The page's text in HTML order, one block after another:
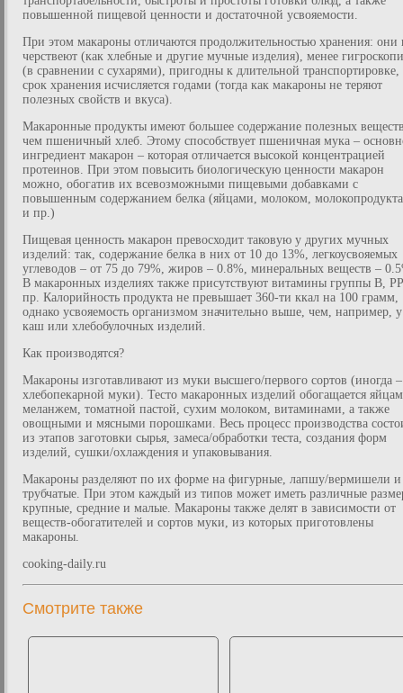
повышенной пищевой ценности и достаточной усвояемости.
При этом макароны отличаются продолжительностью хранения: они
черствеют (как хлебные и другие мучные изделия), менее
(в сравнении с сухарями), пригодны к длительной транспортировке,
срок хранения исчисляется годами (тогда как макароны не теряют
полезных свойств и вкуса).
Макаронные продукты имеют большее содержание полезных
чем пшеничный хлеб. Этому способствует пшеничная мука –
ингредиент макарон – которая отличается высокой концентрацией
протеинов. При этом повысить биологическую ценности макарон
можно, обогатив их всевозможными пищевыми добавками с
повышенным содержанием белка (яйцами, молоком,
и пр.)
Пищевая ценность макарон превосходит таковую у других мучных
изделий: так, содержание белка в них от 10 до 13%, легкоусвояемых
углеводов – от 75 до 79%, жиров – 0.8%, минеральных веществ –
В макаронных изделиях также присутствуют витамины группы В,
пр. Калорийность продукта не превышает 360-ти ккал на 100 грамм,
однако усвояемость организмом значительно выше, чем, например, у
каш или хлебобулочных изделий.
Как производятся?
Макароны изготавливают из муки высшего/первого сортов (иногда
хлебопекарной муки). Тесто макаронных изделий обогащается
меланжем, томатной пастой, сухим молоком, витаминами, а также
овощными и мясными порошками. Весь процесс производства
из этапов заготовки сырья, замеса/обработки теста, создания форм
изделий, сушки/охлаждения и упаковывания.
Макароны разделяют по их форме на фигурные, лапшу/вермишели и
трубчатые. При этом каждый из типов может иметь различные
крупные, средние и малые. Макароны также делят в зависимости от
веществ-обогатителей и сортов муки, из которых приготовлены
макароны.
cooking-daily.ru
Смотрите также